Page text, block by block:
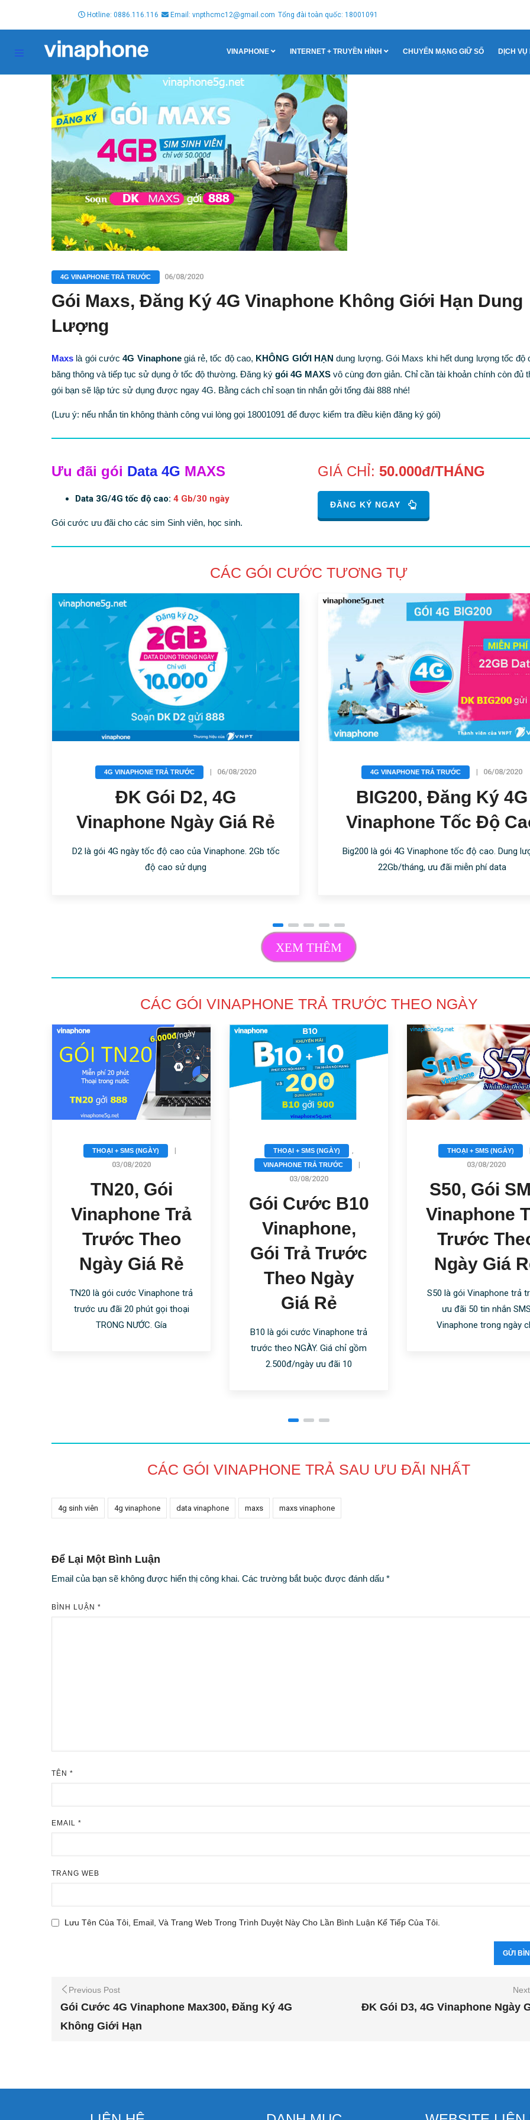
Hotline: 0886.116.116 Email: vnpthcmc12@gmail.com Tổng đài toàn quốc: 18001091
VINAPHONE INTERNET + TRUYỀN HÌNH CHUYỂN MẠNG GIỮ SỐ DỊCH
4G VINAPHONE TRẢ TRƯỚC 06/08/2020
Gói Maxs, Đăng Ký 4G Vinaphone Không Giới Hạn Dung
Lượng
Maxs là gói cước4G Vinaphonegiá rẻ, tốc độ cao, KHÔNG GIỚI HẠN dung lượng. Gói Maxs khi hết dung lượng tốc độ
băng thông và tiếp tục sử dụng ở tốc độ thường. Đăng ký gói 4G MAXS vô cùng đơn giản. Chỉ cần tài khoản chính còn đủ
gói bạn sẽ lập tức sử dụng được ngay 4G. Bằng cách chỉ soạn tin nhắn gởi tổng đài 888 nhé!
(Lưu ý: nếu nhắn tin không thành công vui lòng gọi 18001091 để được kiểm tra điều kiện đăng ký gói)
Ưu đãi gói Data 4G MAXS
Data 3G/4G tốc độ cao: 4 Gb/30 ngày
Gói cước ưu đãi cho các sim Sinh viên, học sinh.
GIÁ CHỈ: 50.000đ/THÁNG
ĐĂNG KÝ NGAY
CÁC GÓI CƯỚC TƯƠNG TỰ
4G VINAPHONE TRẢ TRƯỚC | 06/08/2020
ĐK Gói D2, 4G
Vinaphone Ngày Giá Rẻ
D2 là gói 4G ngày tốc độ cao của Vinaphone. 2Gb tốc
độ cao sử dụng
4G VINAPHONE TRẢ TRƯỚC | 06/08/2020
BIG200, Đăng Ký 4G
Vinaphone Tốc Độ
Big200 là gói 4G Vinaphone tốc độ cao. Dung
22Gb/tháng, ưu đãi miễn phí data
XEM THÊM
CÁC GÓI VINAPHONE TRẢ TRƯỚC THEO NGÀY
THOẠI + SMS (NGÀY)
|
03/08/2020
TN20, Gói
Vinaphone Trả
Trước Theo
Ngày Giá Rẻ
TN20 là gói cước Vinaphone trả
trước ưu đãi 20 phút gọi thoại
TRONG NƯỚC. Gía
THOẠI + SMS (NGÀY)
VINAPHONE TRẢ TRƯỚC
|
03/08/2020
Gói Cước B10
Vinaphone,
Gói Trả Trước
Theo Ngày
Giá Rẻ
B10 là gói cước Vinaphone trả
trước theo NGÀY. Giá chỉ gồm
2.500đ/ngày ưu đãi 10
THOẠI + SMS (NGÀY)
03/08/2020
S50, Gói
Vinaphone
Trước
Ngày Giá
S50 là gói Vinaphone trả
ưu đãi 50 tin nhắn SMS
Vinaphone trong ngày
CÁC GÓI VINAPHONE TRẢ SAU ƯU ĐÃI NHẤT
4g sinh viên 4g vinaphone data vinaphone maxs maxs vinaphone
Để Lại Một Bình Luận
Email của bạn sẽ không được hiển thị công khai. Các trường bắt buộc được đánh dấu *
BÌNH LUẬN *
TÊN *
EMAIL *
TRANG WEB
Lưu Tên Của Tôi, Email, Và Trang Web Trong Trình Duyệt Này Cho Lần Bình Luận Kế Tiếp Của Tôi.
Previous Post
Gói Cước 4G Vinaphone Max300, Đăng Ký 4G
Không Giới Hạn
ĐK Gói D3, 4G Vinaphone Ngày